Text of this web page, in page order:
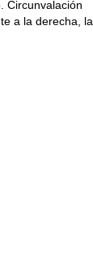
Circunvalación
a la derecha, la